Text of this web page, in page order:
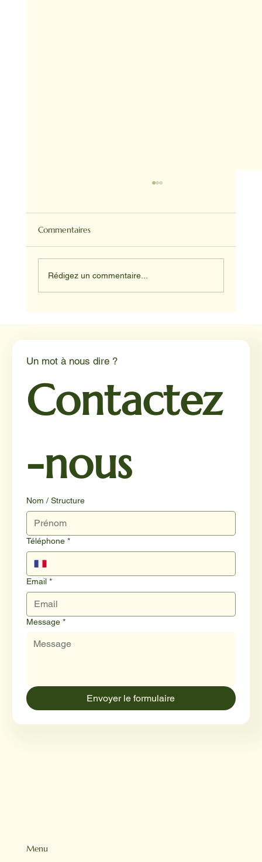
Commentaires
Rédigez un commentaire...
Menu
Un mot à nous dire ?
Contactez
-nous
Nom / Structure
Téléphone *
Email *
Message *
Envoyer le formulaire